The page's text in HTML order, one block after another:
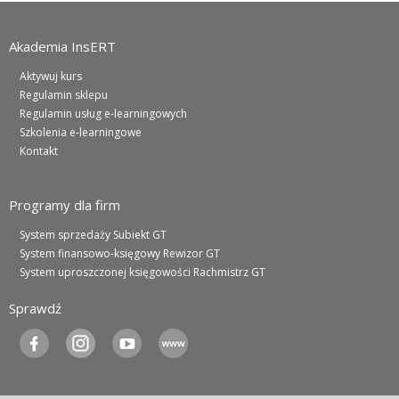
Akademia InsERT
Aktywuj kurs
Regulamin sklepu
Regulamin usług e-learningowych
Szkolenia e-learningowe
Kontakt
Programy dla firm
System sprzedaży Subiekt GT
System finansowo-księgowy Rewizor GT
System uproszczonej księgowości Rachmistrz GT
Sprawdź